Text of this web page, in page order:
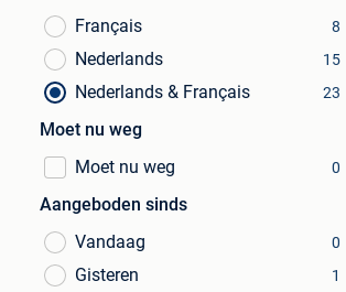
Français
8
Nederlands 15
Nederlands & Français 23
Moet nu weg
Moet nu weg
0
Aangeboden sinds
Vandaag
0
Gisteren 1